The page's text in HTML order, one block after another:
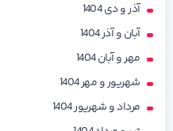
آذر و دی 1404
آبان و آذر 1404
مهر و آبان 1404
شهریور و مهر 1404
مرداد و شهریور 1404